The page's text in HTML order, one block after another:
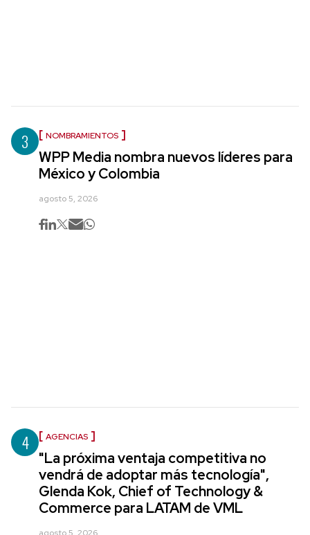
3 NOMBRAMIENTOS
WPP Media nombra nuevos líderes para
México y Colombia
agosto 5, 2026
4 AGENCIAS
"La próxima ventaja competitiva no
vendrá de adoptar más tecnología",
Glenda Kok, Chief of Technology &
Commerce para LATAM de VML
agosto 5, 2026